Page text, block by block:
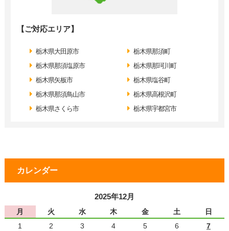
【ご対応エリア】
栃木県大田原市
栃木県那須塩原市
栃木県矢板市
栃木県那須鳥山市
栃木県さくら市
栃木県那須町
栃木県那珂川町
栃木県塩谷町
栃木県高根沢町
栃木県宇都宮市
カレンダー
2025年12月
月 火 水 木 金 土
日
1
2 3 4 5 6
7